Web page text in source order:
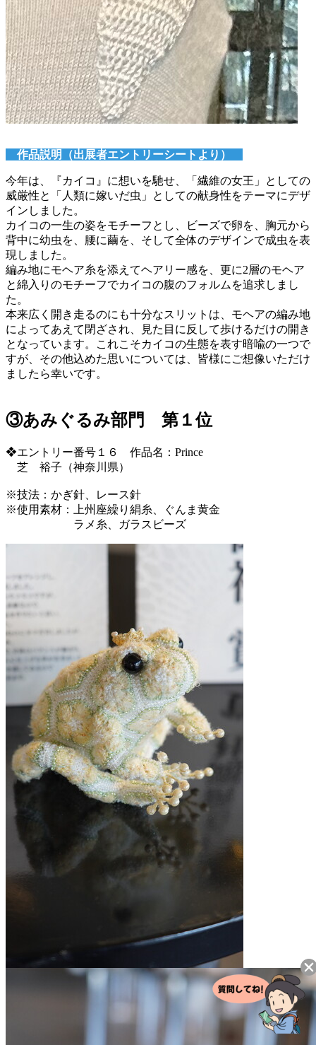
作品説明（出展者エントリーシートより）
今年は、『カイコ』に想いを馳せ、「繊維の女王」としての
威厳性と「人類に嫁いだ虫」としての献身性をテーマにデザ
インしました。
カイコの一生の姿をモチーフとし、ビーズで卵を、胸元から
背中に幼虫を、腰に繭を、そして全体のデザインで成虫を表
現しました。
編み地にモヘア糸を添えてヘアリー感を、更に2層のモヘア
と綿入りのモチーフでカイコの腹のフォルムを追求しまし
た。
本来広く開き走るのにも十分なスリットは、モヘアの編み地
によってあえて閉ざされ、見た目に反して歩けるだけの開き
となっています。これこそカイコの生態を表す暗喩の一つで
すが、その他込めた思いについては、皆様にご想像いただけ
ましたら幸いです。
③あみぐるみ部門 第１位
❖エントリー番号１６ 作品名：Prince
芝 裕子（神奈川県）
※技法：かぎ針、レース針
※使用素材：上州座繰り絹糸、ぐんま黄金
ラメ糸、ガラスビーズ